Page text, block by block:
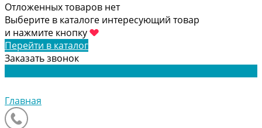
Отложенных товаров нет
Выберите в каталоге интересующий товар
и нажмите кнопку
Перейти в каталог
Заказать звонок
Главная